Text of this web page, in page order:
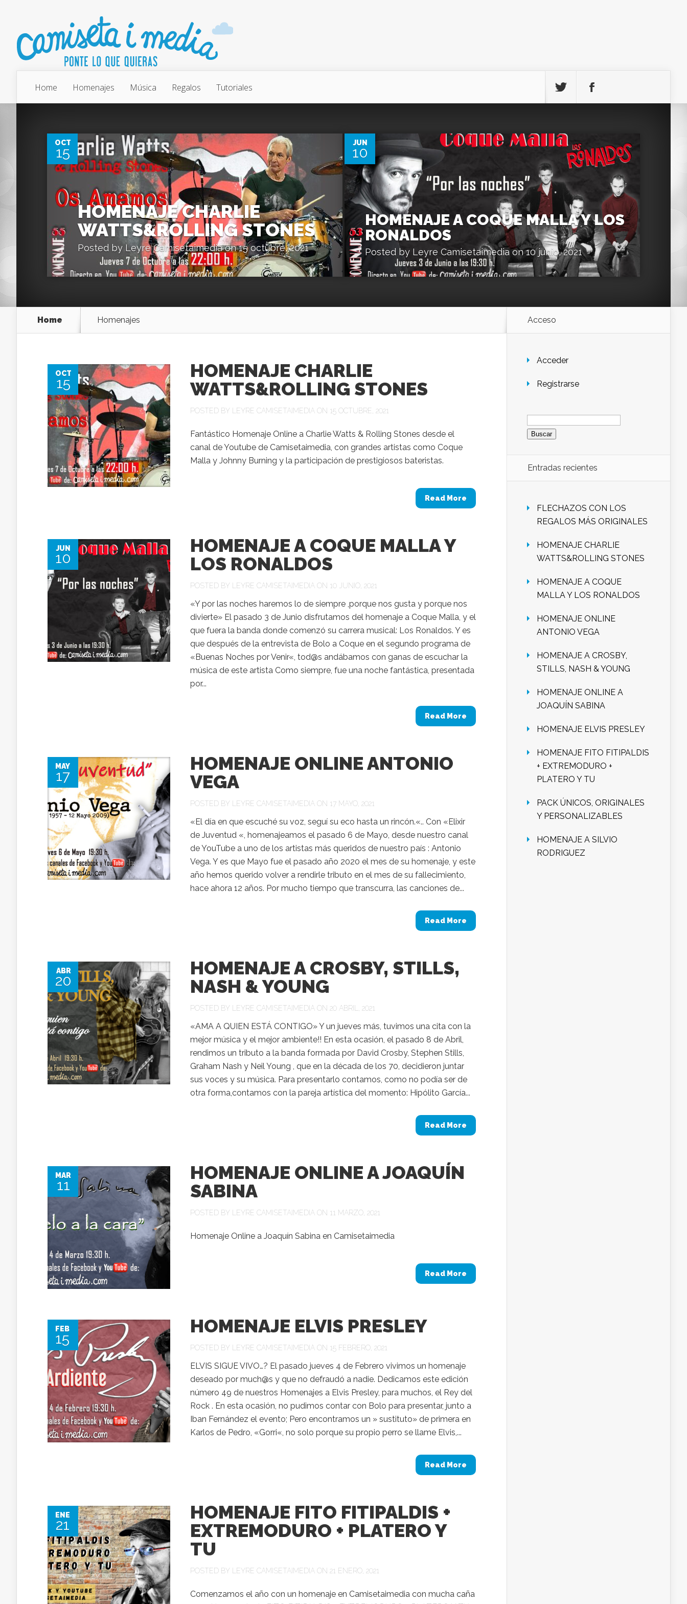
Home Homenajes Música Regalos Tutoriales
OCT
15
HOMENAJE CHARLIE
WATTS&ROLLING STONES
Posted by Leyre Camisetaimediaon 15 octubre, 2021
JUN
10
HOMENAJE A COQUE MALLA Y LOS
RONALDOS
Posted by Leyre Camisetaimediaon 10 junio, 2021
Home Homenajes
OCT
15
HOMENAJE CHARLIE
WATTS&ROLLING STONES
POSTED BY LEYRE CAMISETAIMEDIA ON 15 OCTUBRE, 2021
Fantástico Homenaje Online a Charlie Watts & Rolling Stones desde el
canal de Youtube de Camisetaimedia, con grandes artistas como Coque
Malla y Johnny Burning y la participación de prestigiosos bateristas.
Read More
JUN
10
HOMENAJE A COQUE MALLA Y
LOS RONALDOS
POSTED BY LEYRE CAMISETAIMEDIA ON 10 JUNIO, 2021
«Y por las noches haremos lo de siempre ,porque nos gusta y porque nos
divierte» El pasado 3 de Junio disfrutamos del homenaje a Coque Malla, y el
que fuera la banda donde comenzó su carrera musical: Los Ronaldos. Y es
que después de la entrevista de Bolo a Coque en el segundo programa de
«Buenas Noches por Venir«, tod@s andábamos con ganas de escuchar la
música de este artista Como siempre, fue una noche fantástica, presentada
por...
Read More
MAY
17
HOMENAJE ONLINE ANTONIO
VEGA
POSTED BY LEYRE CAMISETAIMEDIA ON 17 MAYO, 2021
«El día en que escuché su voz, seguí su eco hasta un rincón.«.. Con «Elixir
de Juventud «, homenajeamos el pasado 6 de Mayo, desde nuestro canal
de YouTube a uno de los artistas más queridos de nuestro país : Antonio
Vega. Y es que Mayo fue el pasado año 2020 el mes de su homenaje, y este
año hemos querido volver a rendirle tributo en el mes de su fallecimiento,
hace ahora 12 años. Por mucho tiempo que transcurra, las canciones de...
Read More
ABR
20
HOMENAJE A CROSBY, STILLS,
NASH & YOUNG
POSTED BY LEYRE CAMISETAIMEDIA ON 20 ABRIL, 2021
«AMA A QUIEN ESTÁ CONTIGO» Y un jueves más, tuvimos una cita con la
mejor música y el mejor ambiente!! En esta ocasión, el pasado 8 de Abril,
rendimos un tributo a la banda formada por David Crosby, Stephen Stills,
Graham Nash y Neil Young , que en la década de los 70, decidieron juntar
sus voces y su música. Para presentarlo contamos, como no podía ser de
otra forma,contamos con la pareja artística del momento: Hipólito García...
Read More
MAR
11
HOMENAJE ONLINE A JOAQUÍN
SABINA
POSTED BY LEYRE CAMISETAIMEDIA ON 11 MARZO, 2021
Homenaje Online a Joaquín Sabina en Camisetaimedia
Read More
FEB
15
HOMENAJE ELVIS PRESLEY
POSTED BY LEYRE CAMISETAIMEDIA ON 15 FEBRERO, 2021
ELVIS SIGUE VIVO…? El pasado jueves 4 de Febrero vivimos un homenaje
deseado por much@s y que no defraudó a nadie. Dedicamos este edición
número 49 de nuestros Homenajes a Elvis Presley, para muchos, el Rey del
Rock . En esta ocasión, no pudimos contar con Bolo para presentar, junto a
Iban Fernández el evento; Pero encontramos un » sustituto» de primera en
Karlos de Pedro, «Gorri«, no solo porque su propio perro se llame Elvis,...
Read More
ENE
21
HOMENAJE FITO FITIPALDIS +
EXTREMODURO + PLATERO Y
TU
POSTED BY LEYRE CAMISETAIMEDIA ON 21 ENERO, 2021
Comenzamos el año con un homenaje en Camisetaimedia con mucha caña
Acceso
Acceder
Registrarse
Buscar:
Entradas recientes
FLECHAZOS CON LOS
REGALOS MÁS ORIGINALES
HOMENAJE CHARLIE
WATTS&ROLLING STONES
HOMENAJE A COQUE
MALLA Y LOS RONALDOS
HOMENAJE ONLINE
ANTONIO VEGA
HOMENAJE A CROSBY,
STILLS, NASH & YOUNG
HOMENAJE ONLINE A
JOAQUÍN SABINA
HOMENAJE ELVIS PRESLEY
HOMENAJE FITO FITIPALDIS
+ EXTREMODURO +
PLATERO Y TU
PACK ÚNICOS, ORIGINALES
Y PERSONALIZABLES
HOMENAJE A SILVIO
RODRIGUEZ